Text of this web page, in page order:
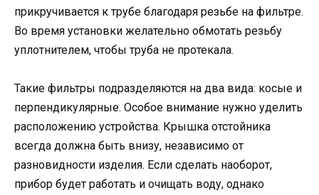
прикручивается к трубе благодаря резьбе на фильтре.
Во время установки желательно обмотать резьбу
уплотнителем, чтобы труба не протекала.
Такие фильтры подразделяются на два вида: косые и
перпендикулярные. Особое внимание нужно уделить
расположению устройства. Крышка отстойника
всегда должна быть внизу, независимо от
разновидности изделия. Если сделать наоборот,
прибор будет работать и очищать воду, однако